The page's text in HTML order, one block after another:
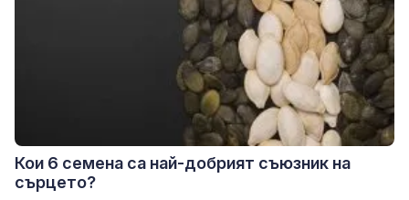
Кои 6 семена са най-добрият съюзник на
сърцето?